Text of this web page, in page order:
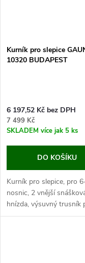
Kurník pro slepice
10320 BUDAPEST
6 197,52 Kč bez DPH
7 499 Kč
SKLADEM více jak 5 ks
DO KOŠÍKU
Kurník pro slepice, pro
nosnic, 2 vnější
hnízda, výsuvný trusník
snadné čištění,